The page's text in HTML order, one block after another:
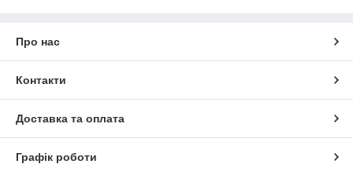
Про нас
Контакти
Доставка та оплата
Графік роботи